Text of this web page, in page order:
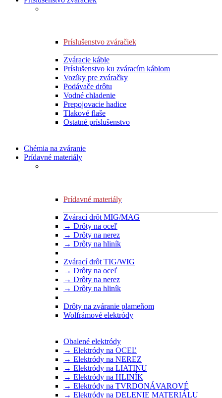
Príslušenstvo zváračiek
Zváracie káble
Príslušenstvo ku zváracím káblom
Vozíky pre zváračky
Podávače drôtu
Vodné chladenie
Prepojovacie hadice
Tlakové flaše
Ostatné príslušenstvo
Chémia na zváranie
Prídavné materiály
Prídavné materiály
Zvárací drôt MIG/MAG
→ Drôty na oceľ
→ Drôty na nerez
→ Drôty na hliník
Zvárací drôt TIG/WIG
→ Drôty na oceľ
→ Drôty na nerez
→ Drôty na hliník
Drôty na zváranie plameňom
Wolfrámové elektródy
Obalené elektródy
→ Elektródy na OCEĽ
→ Elektródy na NEREZ
→ Elektródy na LIATINU
→ Elektródy na HLINÍK
→ Elektródy na TVRDONÁVAROVÉ
→ Elektródy na DELENIE MATERIÁLU